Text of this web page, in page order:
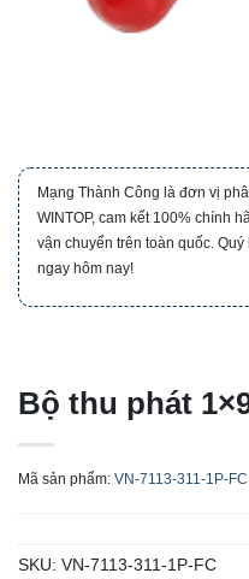
Mạng Thành Công là đơn vị
WINTOP, cam kết 100% chính
vận chuyển trên toàn quốc.
ngay hôm nay!
Bộ thu phát
Mã sản phẩm: VN-7113-311-1P-FC
SKU: VN-7113-311-1P-FC